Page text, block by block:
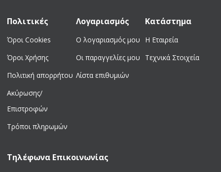
Πολιτικές
Όροι Cookies
Όροι Χρήσης
Πολιτική απορρήτου
Ακύρωσης/
Επιστροφών
Τρόποι πληρωμών
Λογαριασμός
Ο λογαριασμός μου
Οι παραγγελίες μου
Λίστα επιθυμιών
Κατάστημα
Η Εταιρεία
Τεχνικά Στοιχεία
Τηλέφωνα Επικοινωνίας